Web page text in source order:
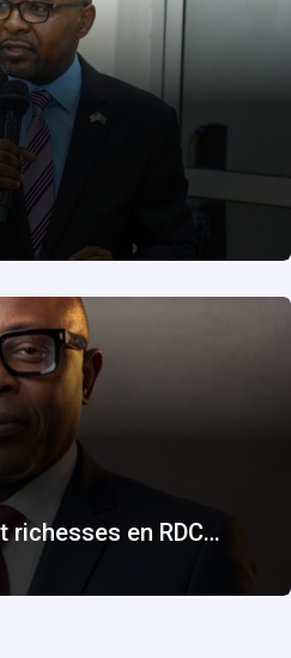
richesses en RDC…